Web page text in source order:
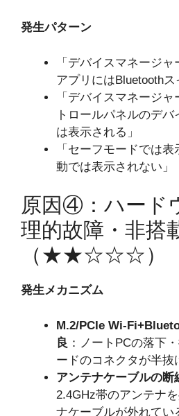
発生パターン
「デバイスマネージ
アプリにはBluetoothス
「デバイスマネージ
トロールパネルのデ
は表示される」
「セーフモードでは
動では表示されない」
原因④：ハード
理的故障・非搭
（★★☆☆☆）
発生メカニズム
M.2/PCIe Wi-
良 ：ノートPCの落下
ードのコネクタが半抜
アンテナケーブルの断
2.4GHz帯のアンテナ
ナケーブルが外れてい